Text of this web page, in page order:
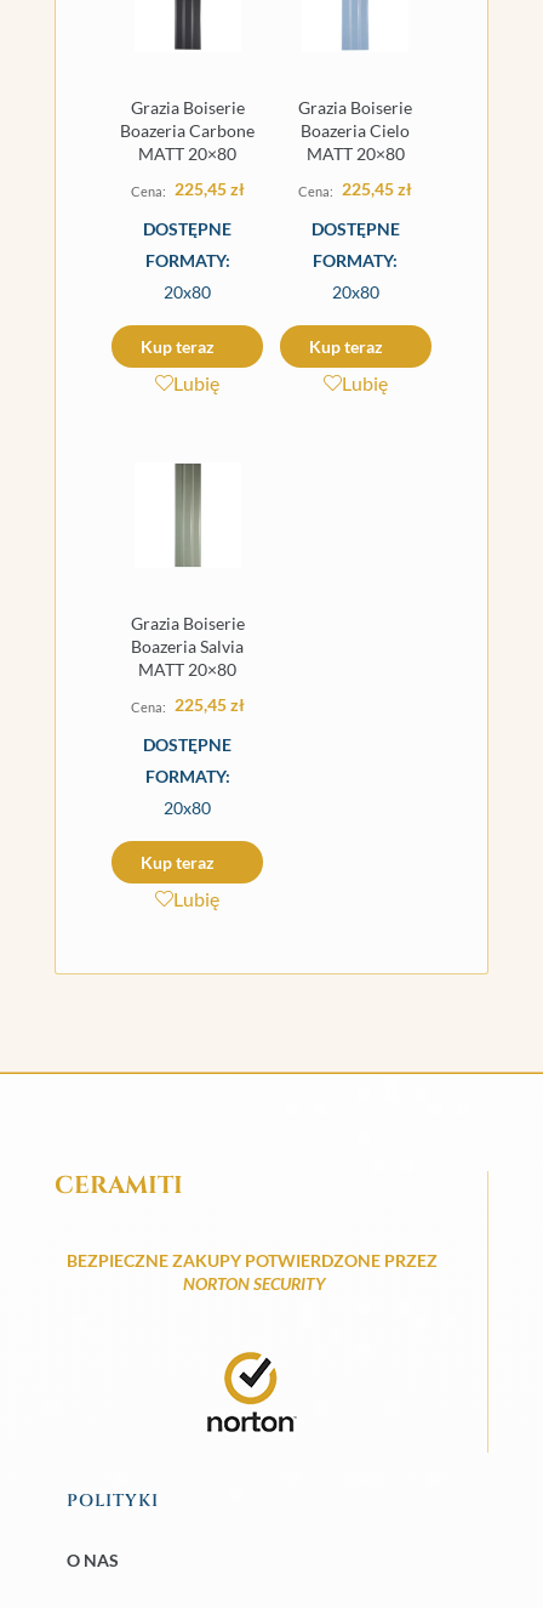
Grazia Boiserie
Boazeria Carbone
MATT 20×80
225,45zł
DOSTĘPNE
FORMATY:
20x80
Kup teraz
Lubię
Grazia Boiserie
Boazeria Cielo
MATT 20×80
225,45zł
DOSTĘPNE
FORMATY:
20x80
Kup teraz
Lubię
Grazia Boiserie
Boazeria Salvia
MATT 20×80
225,45zł
DOSTĘPNE
FORMATY:
20x80
Kup teraz
Lubię
CERAMITI
BEZPIECZNE ZAKUPY POTWIERDZONE PRZEZ
NORTON SECURITY
POLITYKI
O NAS